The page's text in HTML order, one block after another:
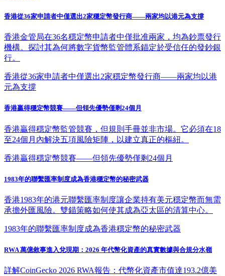
香港從36家申請者中僅選出2家穩定幣發行商——兩家均以港元為支撐
香港金管局在36名穩定幣申請者中僅批准兩家，均為鈔票發行
機構。探討其為何將數字貨幣監管體系錨定於受信任的發鈔銀
行。
香港從36家申請者中僅選出2家穩定幣發行商——兩家均以港
元為支撐
香港贏得穩定幣競賽——但領先優勢僅剩24個月
香港贏得穩定幣監管競賽，但規則手冊並非市場。它必須在18
至24個月內解決五項風險矩陣，以建立真正的樞紐。
香港贏得穩定幣競賽——但領先優勢僅剩24個月
1983年的聯繫匯率制度成為香港穩定幣的秘密武器
香港1983年的港元聯繫匯率制度讓企業持有美元穩定幣而無需
承擔外匯風險。雙錨策略如何使其成為亞太區的清算中心。
1983年的聯繫匯率制度成為香港穩定幣的秘密武器
RWA 萬億敘事進入兌現期：2026 年代幣化資產的真實數據與合規分水嶺
詳解CoinGecko 2026 RWA報告：代幣化資產市值達193.2億美